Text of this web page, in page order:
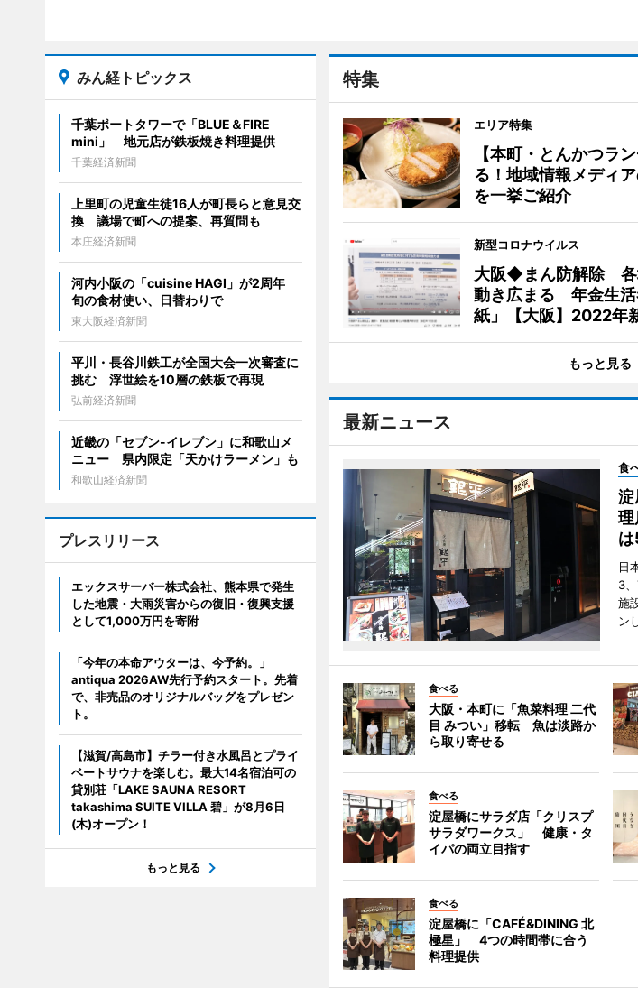
特集
エリア特集
【本町・とんかつラ
る！地域情報メディ
を一挙ご紹介
新型コロナウイルス
大阪◆まん防解除 各
動き広まる 年金生活
紙」【大阪】2022年
もっと見る
最新ニュース
食
淀
は
日
3
施
ン
食べる
大阪・本町に「魚菜料理 二代
目 みつい」移転 魚は淡路か
ら取り寄せる
食べる
淀屋橋にサラダ店「クリスプ
サラダワークス」 健康・タ
イパの両立目指す
食べる
淀屋橋に「CAFÉ&DINING 北
極星」 4つの時間帯に合う
料理提供
みん経トピックス
千葉ポートタワーで「BLUE＆FIRE
mini」 地元店が鉄板焼き料理提供
千葉経済新聞
上里町の児童生徒16人が町長らと意見交
換 議場で町への提案、再質問も
本庄経済新聞
河内小阪の「cuisine HAGI」が2周年
旬の食材使い、日替わりで
東大阪経済新聞
平川・長谷川鉄工が全国大会一次審査に
挑む 浮世絵を10層の鉄板で再現
弘前経済新聞
近畿の「セブン-イレブン」に和歌山メ
ニュー 県内限定「天かけラーメン」も
和歌山経済新聞
プレスリリース
エックスサーバー株式会社、熊本県で発生
した地震・大雨災害からの復旧・復興支援
として1,000万円を寄附
「今年の本命アウターは、今予約。」
antiqua 2026AW先行予約スタート。先着
で、非売品のオリジナルバッグをプレゼン
ト。
【滋賀/高島市】チラー付き水風呂とプライ
ベートサウナを楽しむ。最大14名宿泊可の
貸別荘「LAKE SAUNA RESORT
takashima SUITE VILLA 碧」が8月6日
(木)オープン！
もっと見る